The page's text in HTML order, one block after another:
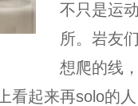
不只是运
所。岩友
想爬的线
看起来再solo的